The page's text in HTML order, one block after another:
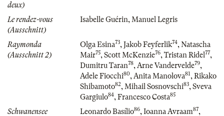
deux)
Le rendez-vous
(Ausschnitt)
Isabelle Guérin, Manuel Legris
Raymonda
(Ausschnitt 2)
Olga Esina73, Jakob Feyferlik74, Natascha
Mair75, Scott McKenzie76, Tristan Ridel 77,
Dumitru Taran78, Arne Vandervelde79,
Adele Fiocchi80, Anita Manolova81, Rikako
Shibamoto82, Mihail Sosnovschi83, Sveva
Gargiulo84, Francesco Costa85
Schwanensee
Leonardo Basílio86, Ioanna Avraam87,